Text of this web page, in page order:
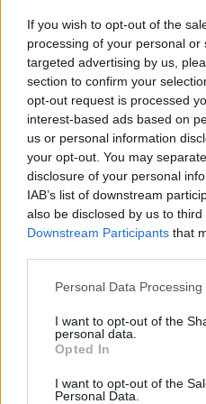
If you wish to opt-out of the
processing of your personal
targeted advertising by us,
section to confirm your
opt-out request is processed
interest-based ads based on
us or personal information
your opt-out. You may
disclosure of your personal
IAB’s list of downstream
also be disclosed by us to
Downstream Participants that
Personal Data
I want to opt-out of the
personal data.
Opted In
I want to opt-out of the
Personal Data.
Osocze
Cześć, Z różnymi
zmagałam sie
leczeniach udało mi
problem pozostał,
mam
wargowych.
chciałaby
Was miala
nim wiecej sie
za wszelkie
Forum:Ginekologia
POWIĄZANE
Tematy przezierność
embolizacja mięśniaków macicy
ropień gruczołu bartholina